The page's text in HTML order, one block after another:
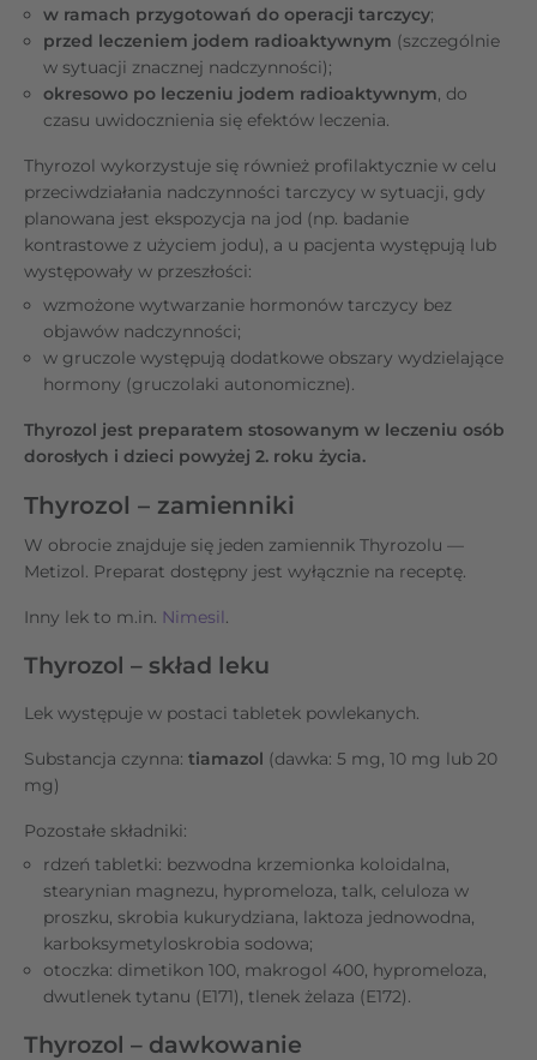
w ramach przygotowań do operacji tarczycy;
przed leczeniem jodem radioaktywnym (szczególnie
w sytuacji znacznej nadczynności);
okresowo po leczeniu jodem radioaktywnym, do
czasu uwidocznienia się efektów leczenia.
Thyrozol wykorzystuje się również profilaktycznie w celu
przeciwdziałania nadczynności tarczycy w sytuacji, gdy
planowana jest ekspozycja na jod (np. badanie
kontrastowe z użyciem jodu), a u pacjenta występują lub
występowały w przeszłości:
wzmożone wytwarzanie hormonów tarczycy bez
objawów nadczynności;
w gruczole występują dodatkowe obszary wydzielające
hormony (gruczolaki autonomiczne).
Thyrozol jest preparatem stosowanym w leczeniu osób
dorosłych i dzieci powyżej 2. roku życia.
Thyrozol – zamienniki
W obrocie znajduje się jeden zamiennik Thyrozolu —
Metizol. Preparat dostępny jest wyłącznie na receptę.
Inny lek to m.in. Nimesil.
Thyrozol – skład leku
Lek występuje w postaci tabletek powlekanych.
Substancja czynna: tiamazol (dawka: 5 mg, 10 mg lub 20
mg)
Pozostałe składniki:
rdzeń tabletki: bezwodna krzemionka koloidalna,
stearynian magnezu, hypromeloza, talk, celuloza w
proszku, skrobia kukurydziana, laktoza jednowodna,
karboksymetyloskrobia sodowa;
otoczka: dimetikon 100, makrogol 400, hypromeloza,
dwutlenek tytanu (E171), tlenek żelaza (E172).
Thyrozol – dawkowanie